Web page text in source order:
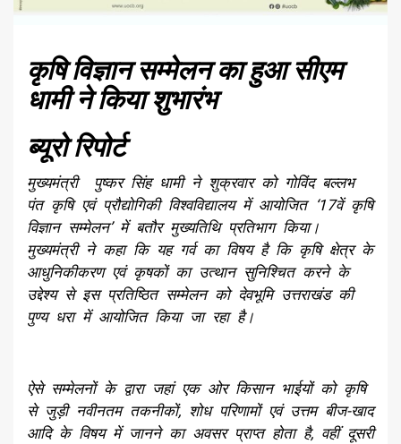
कृषि विज्ञान सम्मेलन का हुआ सीएम
धामी ने किया शुभारंभ
ब्यूरो रिपोर्ट
मुख्यमंत्री पुष्कर सिंह धामी ने शुक्रवार को गोविंद बल्लभ
पंत कृषि एवं प्रौद्योगिकी विश्वविद्यालय में आयोजित ‘17वें कृषि
विज्ञान सम्मेलन’ में बतौर मुख्यतिथि प्रतिभाग किया।
मुख्यमंत्री ने कहा कि यह गर्व का विषय है कि कृषि क्षेत्र के
आधुनिकीकरण एवं कृषकों का उत्थान सुनिश्चित करने के
उद्देश्य से इस प्रतिष्ठित सम्मेलन को देवभूमि उत्तराखंड की
पुण्य धरा में आयोजित किया जा रहा है।
ऐसे सम्मेलनों के द्वारा जहां एक ओर किसान भाईयों को कृषि
से जुड़ी नवीनतम तकनीकों, शोध परिणामों एवं उत्तम बीज-खाद
आदि के विषय में जानने का अवसर प्राप्त होता है, वहीं दूसरी